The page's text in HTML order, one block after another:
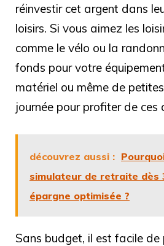
réinvestir cet argent dans
loisirs. Si vous aimez les
comme le vélo ou la
fonds pour votre
matériel ou même de
journée pour profiter de ces
découvrez aussi :
simulateur de retraite dès
épargne optimisée ?
Sans budget, il est facile de